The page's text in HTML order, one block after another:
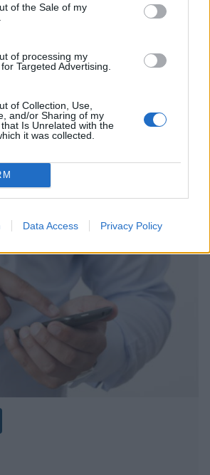
of the Sale of my
of processing my
Targeted Advertising.
of Collection, Use,
and/or Sharing of my
Is Unrelated with the
it was collected.
Data Access Privacy Policy
Tamara Ecclestonen
– 60
saalis